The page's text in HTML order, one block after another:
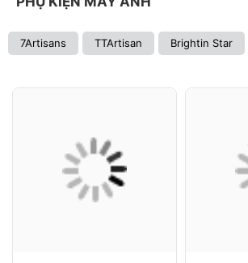
7Artisans TTArtisan Brightin Star